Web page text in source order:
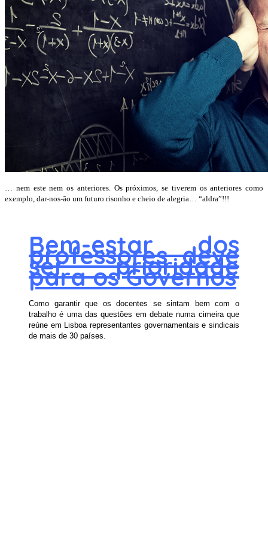
… nem este nem os anteriores. Os próximos, se tiverem os anteriores como
exemplo, dar-nos-ão um futuro risonho e cheio de alegria… “aldra”!!!
Bem-estar dos
professores deve
ser prioridade
para os Governos
Como garantir que os docentes se sintam bem com o
trabalho é uma das questões em debate numa cimeira que
reúne em Lisboa representantes governamentais e sindicais
de mais de 30 países.